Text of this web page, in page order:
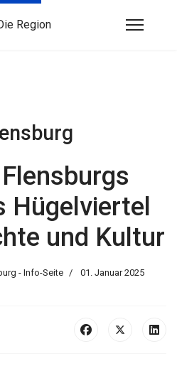
Region
Hügelviertel
und Kultur
- Info-Seite
01. Januar 2025